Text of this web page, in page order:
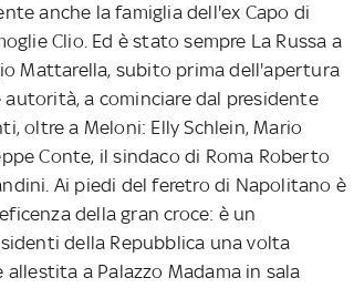
anche la famiglia dell'ex Capo di
Clio. Ed è stato sempre La Russa a
Mattarella, subito prima dell'apertura
a cominciare dal presidente
oltre a Meloni: Elly Schlein, Mario
Conte, il sindaco di Roma Roberto
Ai piedi del feretro di Napolitano è
della gran croce: è un
della Repubblica una volta
a Palazzo Madama in sala